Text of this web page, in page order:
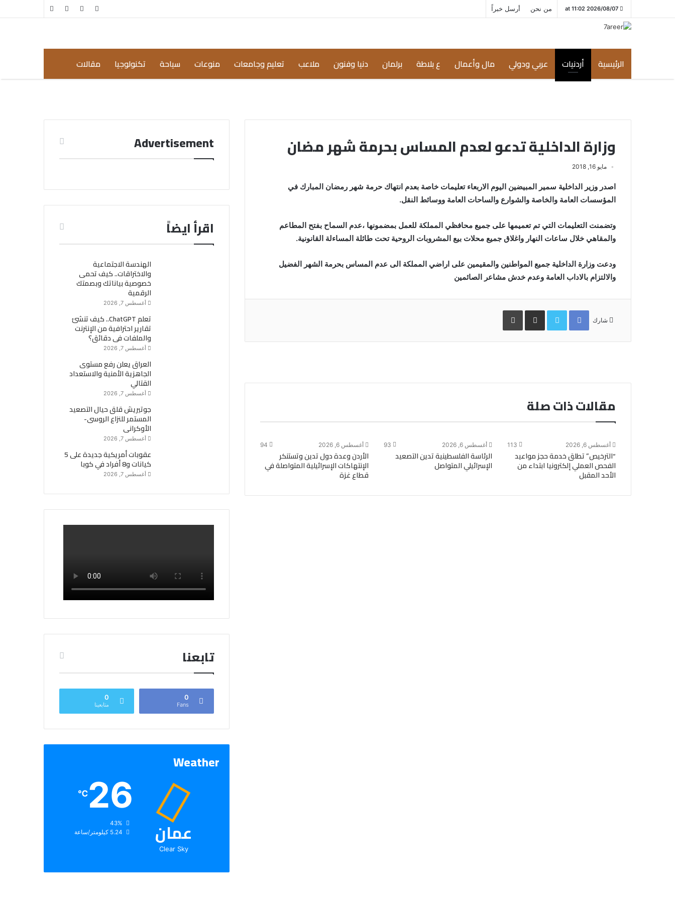
2026/08/07 at 11:02 من نحن أرسل خبراً مقال
الرئيسية أردنيات عربي ودولي مال وأعمال ع بلاطة برلمان دنيا وفنون ملاعب تعليم وجامعات منوعات سياحة تكنولوجيا مقالات
وزارة الداخلية تدعو لعدم المساس بحرمة شهر مضان
مايو 16, 2018
اصدر وزير الداخلية سمير المبيضين اليوم الاربعاء تعليمات خاصة بعدم انتهاك حرمة شهر رمضان المبارك في
المؤسسات العامة والخاصة والشوارع والساحات العامة ووسائط النقل.
وتضمنت التعليمات التي تم تعميمها على جميع محافظي المملكة للعمل بمضمونها ،عدم السماح بفتح المطاعم
والمقاهي خلال ساعات النهار واغلاق جميع محلات بيع المشروبات الروحية تحت طائلة المساءلة القانونية.
ودعت وزارة الداخلية جميع المواطنين والمقيمين على اراضي المملكة الى عدم المساس بحرمة الشهر الفضيل
والالتزام بالاداب العامة وعدم خدش مشاعر الصائمين
شارك
Facebook
Twitterمشاركة
البريد
طباعة
مقالات ذات صلة
أغسطس 6, 2026 113
“الترخيص” تطلق خدمة حجز مواعيد
الفحص العملي إلكترونيا ابتداء من
الأحد المقبل
أغسطس 6, 2026 93
الرئاسة الفلسطينية تدين التصعيد
الإسرائيلي المتواصل
أغسطس 6, 2026 94
الأردن وعدة دول تدين وتستنكر
الإنتهاكات الإسرائيلية المتواصلة في
قطاع غزة
Advertisement
اقرأ ايضاً
الهندسة الاجتماعية
والاختراقات.. كيف تحمى
خصوصية بياناتك وبصمتك
الرقمية
أغسطس 7, 2026
تعلم ChatGPT.. كيف تنشئ
تقارير احترافية من الإنترنت
والملفات فى دقائق؟
أغسطس 7, 2026
العراق يعلن رفع مستوى
الجاهزية الأمنية والاستعداد
القتالي
أغسطس 7, 2026
جوتيريش قلق حيال التصعيد
المستمر للنزاع الروسى-
الأوكرانى
أغسطس 7, 2026
عقوبات أمريكية جديدة على 5
كيانات و8 أفراد في كوبا
أغسطس 7, 2026
تابعنا
0
Fans
0
متابعينا
Weather
عمان
Clear Sky
26
℃
الرطوبة:
الرياح: